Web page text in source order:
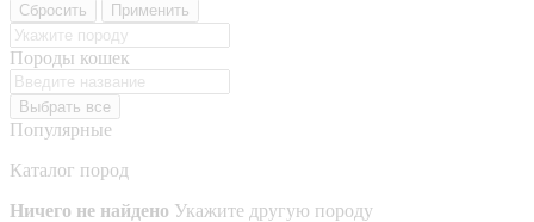
Сбросить Применить
Породы кошек
Выбрать все
Популярные
Каталог пород
Ничего не найдено Укажите другую породу